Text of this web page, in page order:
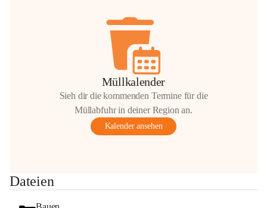
anrainer-service@omv.com
Bei Fragen, Anliegen oder Beschwerden.
Die OMV wird im Zuge von
Müllkalender
Sieh dir die kommenden Termine für die
Müllabfuhr in deiner Region an.
Kalender ansehen
Dateien